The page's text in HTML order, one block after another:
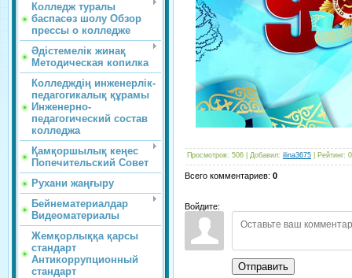
Колледж туралы
баспасөз шолу Обзор
прессы о колледже
Әдістемелік жинақ
Методическая копилка
Колледждің инженерлік-
педагогикалық құрамы
Инженерно-
педагогический состав
колледжа
Қамқоршылық кеңес
Попечительский Совет
Рухани жаңғыру
Бейнематериалдар
Видеоматериалы
Жемқорлыққа қарсы
стандарт
Антикоррупционный
стандарт
Просмотров: 506 Добавил: ilina3675 Рейтинг:
Всего комментариев: 0
Войдите:
Отправить